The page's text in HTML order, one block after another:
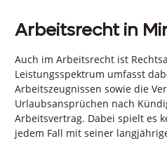
Arbeitsrecht in
Auch im Arbeitsrecht ist
Leistungsspektrum umfasst
Arbeitszeugnissen sowie die
Urlaubsansprüchen nach
Arbeitsvertrag. Dabei spielt es
jedem Fall mit seiner